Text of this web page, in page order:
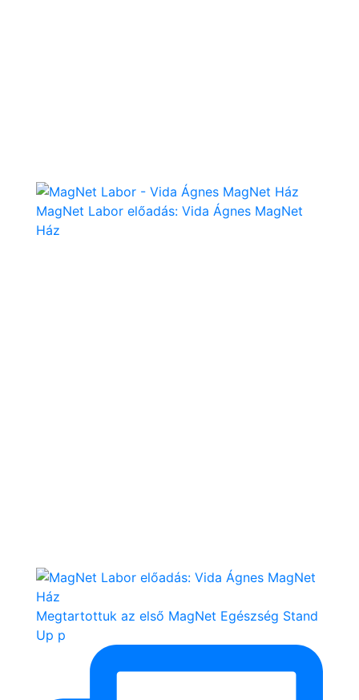
MagNet Labor előadás: Vida Ágnes MagNet
Ház
Megtartottuk az első MagNet Egészség Stand
Up p